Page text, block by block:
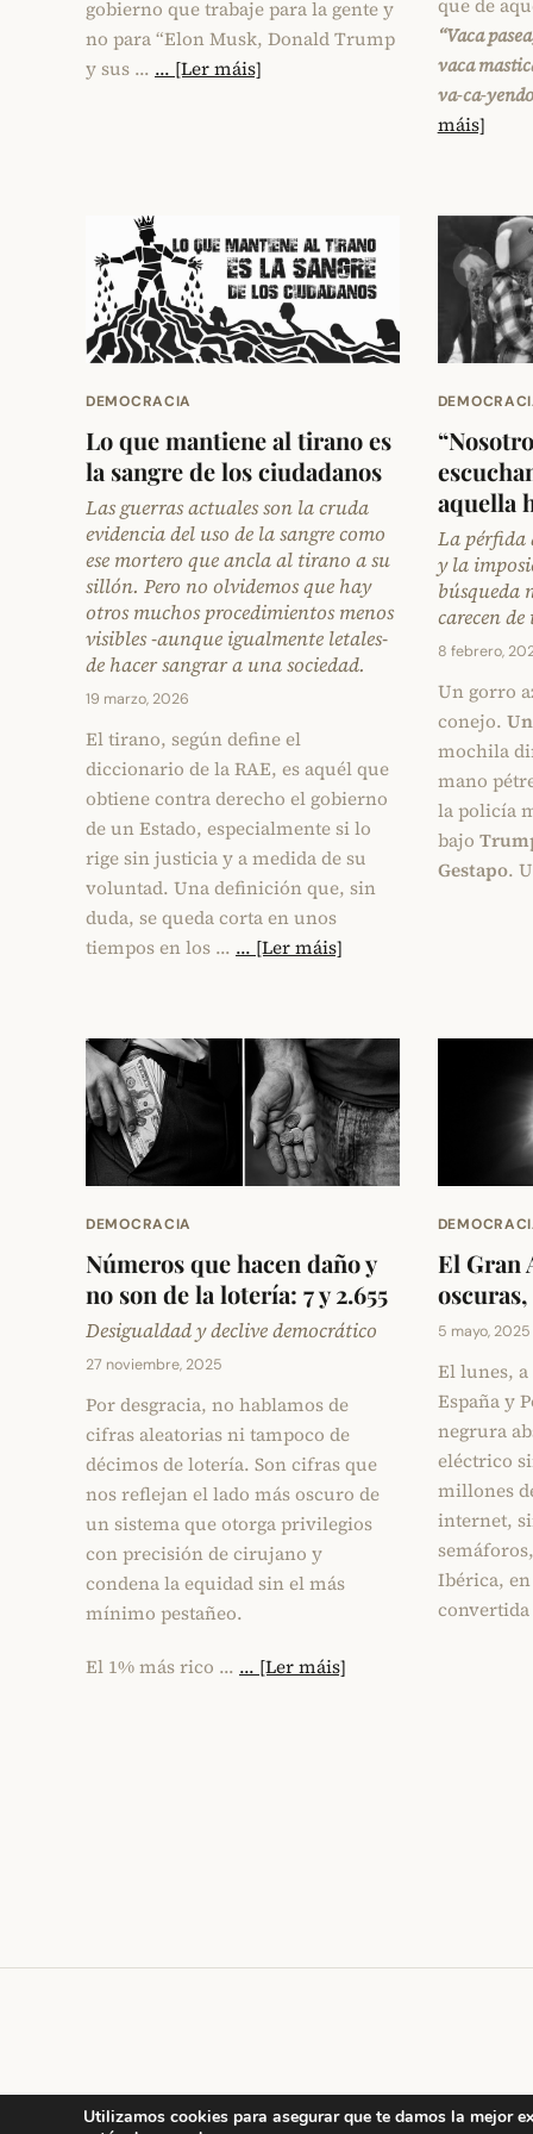
gobierno que trabaje para la gente y
no para “Elon Musk, Donald Trump
y sus … ... [Ler máis]
que de
“Vaca
vaca
máis]
DEMOCRACIA
Lo que mantiene al tirano es
la sangre de los ciudadanos
Las guerras actuales son la cruda
evidencia del uso de la sangre como
ese mortero que ancla al tirano a su
sillón. Pero no olvidemos que hay
otros muchos procedimientos menos
visibles -aunque igualmente letales-
de hacer sangrar a una sociedad.
19 marzo, 2026
El tirano, según define el
diccionario de la RAE, es aquél que
obtiene contra derecho el gobierno
de un Estado, especialmente si lo
rige sin justicia y a medida de su
voluntad. Una definición que, sin
duda, se queda corta en unos
tiempos en los … ... [Ler máis]
aquella
La pérfida
y la
búsqueda
carecen
8 febrero,
Un gorro
conejo.
mochila
mano
la policía
bajo
Gestapo.
DEMOCRACIA
Números que hacen daño y
no son de la lotería: 7 y 2.655
Desigualdad y declive democrático
27 noviembre, 2025
Por desgracia, no hablamos de
cifras aleatorias ni tampoco de
décimos de lotería. Son cifras que
nos reflejan el lado más oscuro de
un sistema que otorga privilegios
con precisión de cirujano y
condena la equidad sin el más
mínimo pestañeo.
El 1% más rico … ... [Ler máis]
El Gran
5 mayo, 2025
El lunes, a
España y
negrura
eléctrico
millones
internet,
Ibérica,
Utilizamos cookies para asegurar que te damos la mejor